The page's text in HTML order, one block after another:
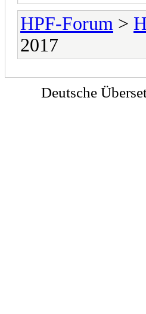
HPF-Forum >
2017
Deutsche